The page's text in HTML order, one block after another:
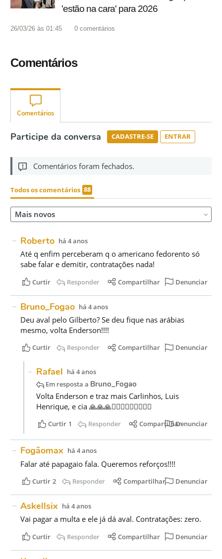
'estão na cara' para 2026
26/03/26 às 01:45 0 comentários
Comentários